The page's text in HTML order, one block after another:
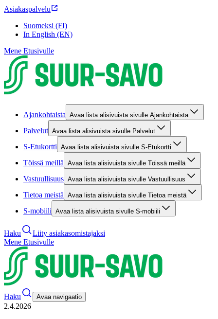
Asiakaspalvelu
Suomeksi (FI)
In English (EN)
Mene Etusivulle
Ajankohtaista Avaa lista alisivuista sivulle Ajankohtaista
Palvelut Avaa lista alisivuista sivulle Palvelut
S-Etukortti Avaa lista alisivuista sivulle S-Etukortti
Töissä meillä Avaa lista alisivuista sivulle Töissä meillä
Vastuullisuus Avaa lista alisivuista sivulle Vastuullisuus
Tietoa meistä Avaa lista alisivuista sivulle Tietoa meistä
S-mobiili Avaa lista alisivuista sivulle S-mobiili
Haku
Liity asiakasomistajaksi
Mene Etusivulle
Haku Avaa navigaatio
2.4.2026